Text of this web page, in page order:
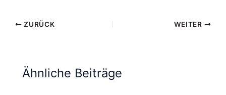
ZURÜCK WEITER
Ähnliche Beiträge